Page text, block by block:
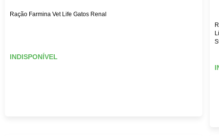
Ração Farmina Vet Life Gatos Renal
INDISPONÍVEL